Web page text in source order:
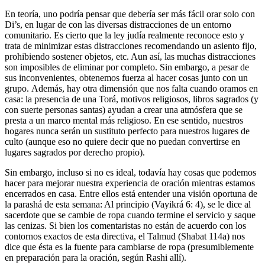
En teoría, uno podría pensar que debería ser más fácil orar solo con
Di’s, en lugar de con las diversas distracciones de un entorno
comunitario. Es cierto que la ley judía realmente reconoce esto y
trata de minimizar estas distracciones recomendando un asiento fijo,
prohibiendo sostener objetos, etc. Aun así, las muchas distracciones
son imposibles de eliminar por completo. Sin embargo, a pesar de
sus inconvenientes, obtenemos fuerza al hacer cosas junto con un
grupo. Además, hay otra dimensión que nos falta cuando oramos en
casa: la presencia de una Torá, motivos religiosos, libros sagrados (y
con suerte personas santas) ayudan a crear una atmósfera que se
presta a un marco mental más religioso. En ese sentido, nuestros
hogares nunca serán un sustituto perfecto para nuestros lugares de
culto (aunque eso no quiere decir que no puedan convertirse en
lugares sagrados por derecho propio).
Sin embargo, incluso si no es ideal, todavía hay cosas que podemos
hacer para mejorar nuestra experiencia de oración mientras estamos
encerrados en casa. Entre ellos está entender una visión oportuna de
la parashá de esta semana: Al principio (Vayikrá 6: 4), se le dice al
sacerdote que se cambie de ropa cuando termine el servicio y saque
las cenizas. Si bien los comentaristas no están de acuerdo con los
contornos exactos de esta directiva, el Talmud (Shabat 114a) nos
dice que ésta es la fuente para cambiarse de ropa (presumiblemente
en preparación para la oración, según Rashi allí).